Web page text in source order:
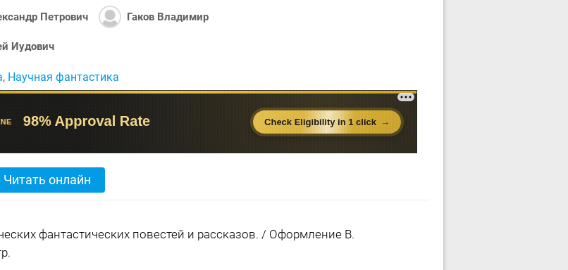
Петрович Гаков Владимир
Иудович
, Научная фантастика
Читать онлайн
фантастических повестей и рассказов. / Оформление В.